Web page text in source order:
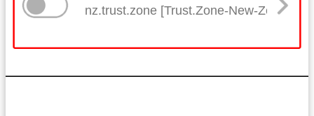
nz.trust.zone [Trust.Zone-New-Zealand]